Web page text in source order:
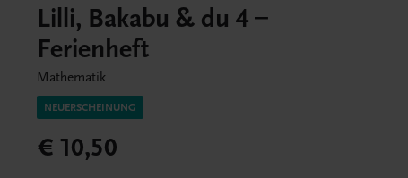
Lilli, Bakabu & du 4 –
Ferienheft
Mathematik
NEUERSCHEINUNG
€ 10,50